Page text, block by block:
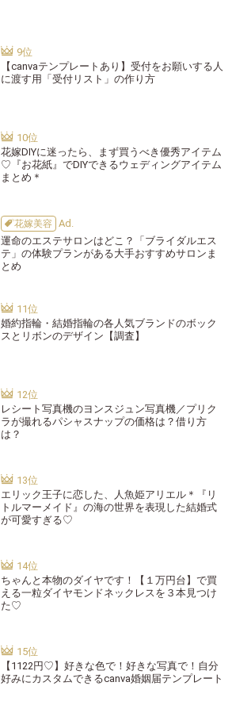
【canvaテンプレートあり】受付をお願いする人
に渡す用「受付リスト」の作り方
花嫁DIYに迷ったら、まず買うべき優秀アイテム
♡『お花紙』でDIYできるウェディングアイテム
まとめ＊
花嫁美容
運命のエステサロンはどこ？「ブライダルエス
テ」の体験プランがある大手おすすめサロンま
とめ
婚約指輪・結婚指輪の各人気ブランドのボック
スとリボンのデザイン【調査】
レシート写真機のヨンスジュン写真機／プリク
ラが撮れるパシャスナップの価格は？借り方
は？
エリック王子に恋した、人魚姫アリエル＊『リ
トルマーメイド』の海の世界を表現した結婚式
が可愛すぎる♡
ちゃんと本物のダイヤです！【１万円台】で買
える一粒ダイヤモンドネックレスを３本見つけ
た♡
【1122円♡】好きな色で！好きな写真で！自分
好みにカスタムできるcanva婚姻届テンプレート